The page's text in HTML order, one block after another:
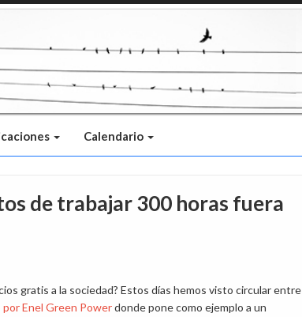
Calendario
de trabajar 300 horas fuera
gratis a la sociedad? Estos días hemos visto circular entre
Enel Green Powerdonde pone como ejemplo a un